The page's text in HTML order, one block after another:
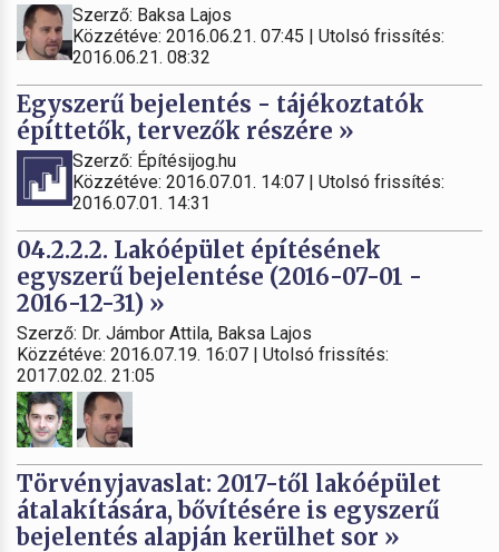
Szerző: Baksa Lajos
Közzétéve: 2016.06.21. 07:45 | Utolsó frissítés:
2016.06.21. 08:32
Egyszerű bejelentés - tájékoztatók
építtetők, tervezők részére »
Szerző: Építésijog.hu
Közzétéve: 2016.07.01. 14:07 | Utolsó frissítés:
2016.07.01. 14:31
04.2.2.2. Lakóépület építésének
egyszerű bejelentése (2016-07-01 -
2016-12-31) »
Szerző: Dr. Jámbor Attila, Baksa Lajos
Közzétéve: 2016.07.19. 16:07 | Utolsó frissítés:
2017.02.02. 21:05
Törvényjavaslat: 2017-től lakóépület
átalakítására, bővítésére is egyszerű
bejelentés alapján kerülhet sor »